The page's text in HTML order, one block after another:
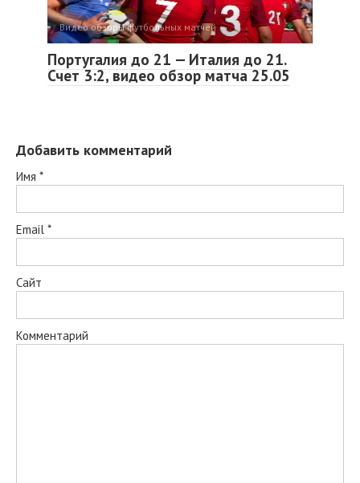
Видео обзоры футбольных матчей
Португалия до 21 — Италия до 21.
Счет 3:2, видео обзор матча 25.05
Добавить комментарий
Имя *
Email *
Сайт
Комментарий